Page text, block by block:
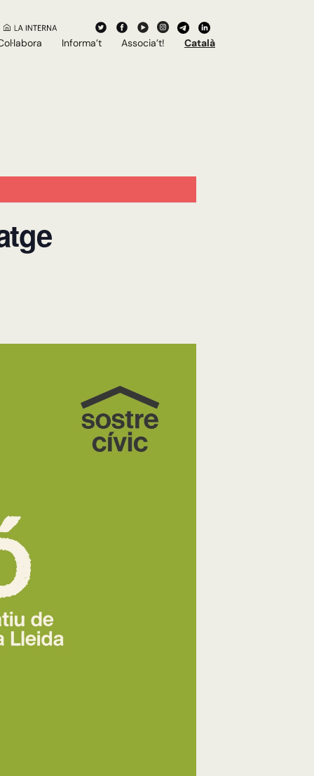
Col·labora Informa’t Associa’t! Català